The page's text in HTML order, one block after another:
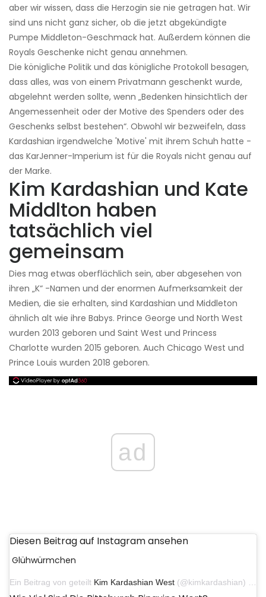
aber wir wissen, dass die Herzogin sie nie getragen hat. Wir
sind uns nicht ganz sicher, ob die jetzt abgekündigte
Pumpe Middleton-Geschmack hat. Außerdem können die
Royals Geschenke nicht genau annehmen.
Die königliche Politik und das königliche Protokoll besagen,
dass alles, was von einem Privatmann geschenkt wurde,
abgelehnt werden sollte, wenn „Bedenken hinsichtlich der
Angemessenheit oder der Motive des Spenders oder des
Geschenks selbst bestehen“. Obwohl wir bezweifeln, dass
Kardashian irgendwelche 'Motive' mit ihrem Schuh hatte -
das KarJenner-Imperium ist für die Royals nicht genau auf
der Marke.
Kim Kardashian und Kate
Middlton haben
tatsächlich viel
gemeinsam
Dies mag etwas oberflächlich sein, aber abgesehen von
ihren „K“ -Namen und der enormen Aufmerksamkeit der
Medien, die sie erhalten, sind Kardashian und Middleton
ähnlich alt wie ihre Babys. Prince George und North West
wurden 2013 geboren und Saint West und Princess
Charlotte wurden 2015 geboren. Auch Chicago West und
Prince Louis wurden 2018 geboren.
ad
Diesen Beitrag auf Instagram ansehen
Glühwürmchen
Ein Beitrag von geteilt Kim Kardashian West (@kimkardashian) am 2. November 2019 um 15:13 Uhr PDT